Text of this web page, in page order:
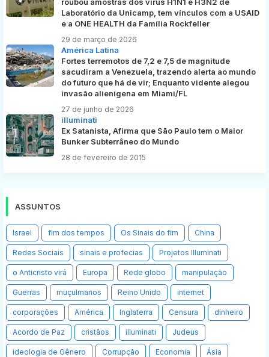
Laboratório da Unicamp, tem vínculos com a USAID
e a ONE HEALTH da Família Rockfeller
29 de março de 2026
América Latina
Fortes terremotos de 7,2 e 7,5 de magnitude
sacudiram a Venezuela, trazendo alerta ao mundo
do futuro que há de vir; Enquanto vidente alegou
invasão alienígena em Miami/FL
27 de junho de 2026
illuminati
Ex Satanista, Afirma que São Paulo tem o Maior
Bunker Subterrâneo do Mundo
28 de fevereiro de 2015
ASSUNTOS
Israel fim dos tempos Os Sinais do fim China
Redes Sociais sinais e profecias Projetos Illuminati
o Anticristo virá Europa Rede globo manipulação
Guerras muçulmanos Reino Unido internet
corporações América Inglaterra Censura dinheiro
Acordo de Paz cristãos illuminati Judeus
ideologia de Gênero Corrupção Economia Ásia